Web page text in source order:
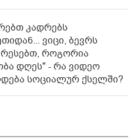
კადრებს
ვიცი, ბევრს
როგორია
დღეს" - რა ვიდეო
სოციალურ ქსელში?